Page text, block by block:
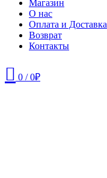
Магазин
О нас
Оплата и Доставка
Возврат
Контакты
0 / 0₽